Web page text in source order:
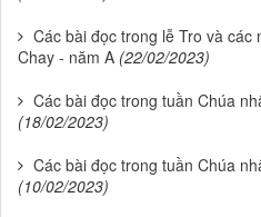
Các bài đọc trong lễ Tro và
Chay - năm A (22/02/2023)
Các bài đọc trong tuần Chúa
(18/02/2023)
Các bài đọc trong tuần Chúa
(10/02/2023)